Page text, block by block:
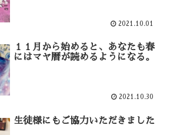
2021.10.01
１１月から始めると、あなたも春
にはマヤ暦が読めるようになる。
2021.10.30
生徒様にもご協力いただきました